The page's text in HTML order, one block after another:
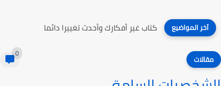
آخر المواضيع كتاب التقويم التربوي أسسه وإجراءاته
مقالات 0